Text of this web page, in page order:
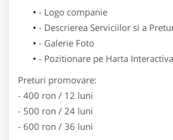
- Logo companie
- Descrierea Serviciilor si a
- Galerie Foto
- Pozitionare pe Harta Interactiva
Preturi promovare:
- 400 ron / 12 luni
- 500 ron / 24 luni
- 600 ron / 36 luni